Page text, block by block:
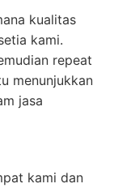
kualitas
kami.
repeat
menunjukkan
jasa
kami dan